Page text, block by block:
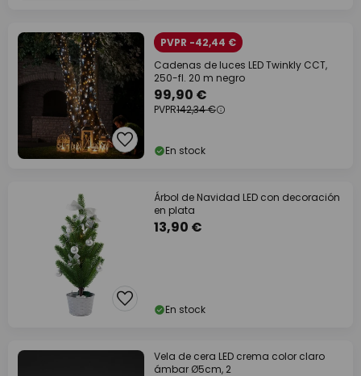
PVPR -42,44 €
Cadenas de luces LED Twinkly CCT,
250-fl. 20 m negro
99,90 €
PVPR142,34 €
En stock
Árbol de Navidad LED con decoración
en plata
13,90 €
En stock
Vela de cera LED crema color claro
ámbar Ø5cm, 2